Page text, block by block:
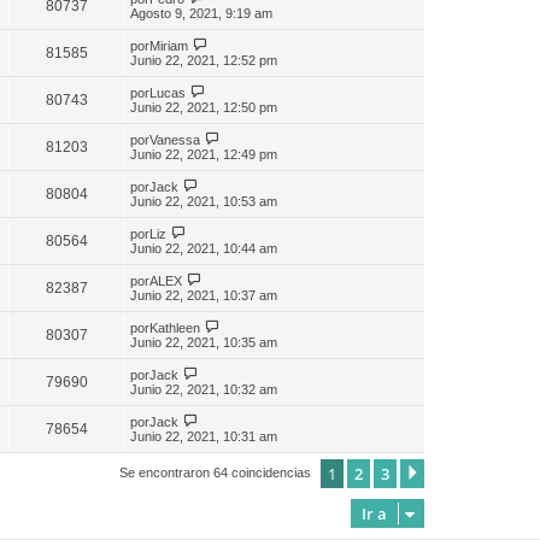
80737
Agosto 9, 2021, 9:19 am
81585 porMiriam
Junio 22, 2021, 12:52 pm
80743 porLucas
Junio 22, 2021, 12:50 pm
81203 porVanessa
Junio 22, 2021, 12:49 pm
80804 porJack
Junio 22, 2021, 10:53 am
80564 porLiz
Junio 22, 2021, 10:44 am
82387 porALEX
Junio 22, 2021, 10:37 am
80307 porKathleen
Junio 22, 2021, 10:35 am
79690 porJack
Junio 22, 2021, 10:32 am
78654 porJack
Junio 22, 2021, 10:31 am
Se encontraron 64 coincidencias 1 2 3
Ir a